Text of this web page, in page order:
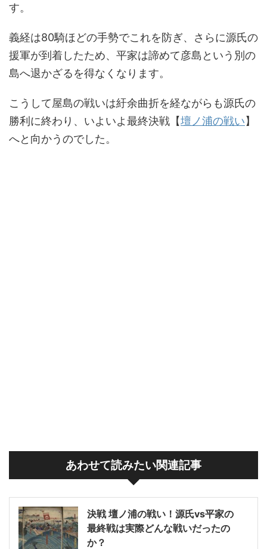
す。
義経は80騎ほどの手勢でこれを防ぎ、さらに源氏の
援軍が到着したため、平家は諦めて彦島という別の
島へ退かざるを得なくなります。
こうして屋島の戦いは紆余曲折を経ながらも源氏の
勝利に終わり、いよいよ最終決戦【壇ノ浦の戦い】
へと向かうのでした。
あわせて読みたい関連記事
決戦 壇ノ浦の戦い！源氏vs平家の
最終戦は実際どんな戦いだったの
か？